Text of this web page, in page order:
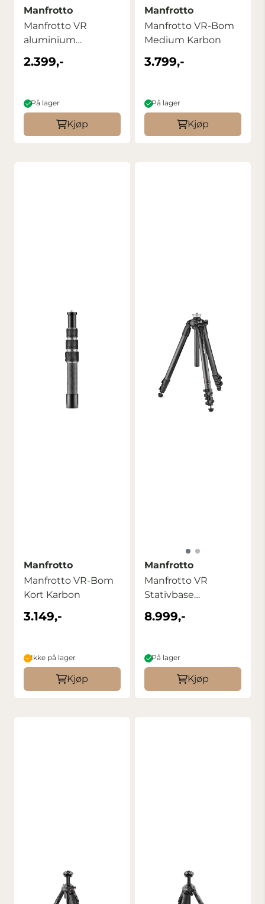
Manfrotto
Manfrotto VR
aluminium
komplett stativ
2.399,-
På lager
Kjøp
Manfrotto
Manfrotto VR-Bom
Medium Karbon
3.799,-
På lager
Kjøp
Manfrotto
Manfrotto VR-Bom
Kort Karbon
3.149,-
Ikke på lager
Kjøp
Manfrotto
Manfrotto VR
Stativbase
Karbonfiber
8.999,-
På lager
Kjøp